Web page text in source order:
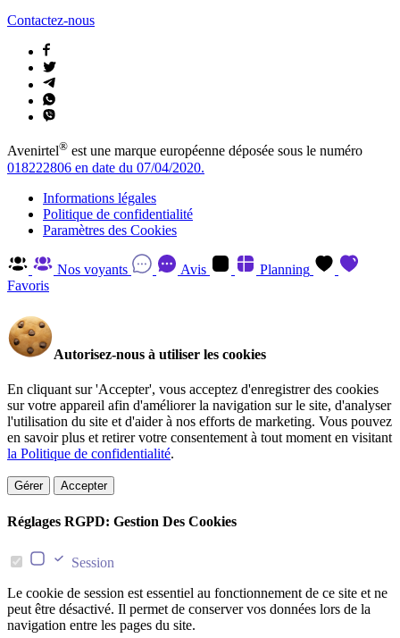
Contactez-nous
Avenirtel® est une marque européenne déposée sous le numéro
018222806 en date du 07/04/2020.
Informations légales
Politique de confidentialité
Paramètres des Cookies
Nos voyants Avis
Planning
Favoris
Autorisez-nous à utiliser les cookies
En cliquant sur 'Accepter', vous acceptez d'enregistrer des cookies
sur votre appareil afin d'améliorer la navigation sur le site, d'analyser
l'utilisation du site et d'aider à nos efforts de marketing. Vous pouvez
en savoir plus et retirer votre consentement à tout moment en visitant
la Politique de confidentialité.
Gérer Accepter
Réglages RGPD: Gestion Des Cookies
Session
Le cookie de session est essentiel au fonctionnement de ce site et ne
peut être désactivé. Il permet de conserver vos données lors de la
navigation entre les pages du site.